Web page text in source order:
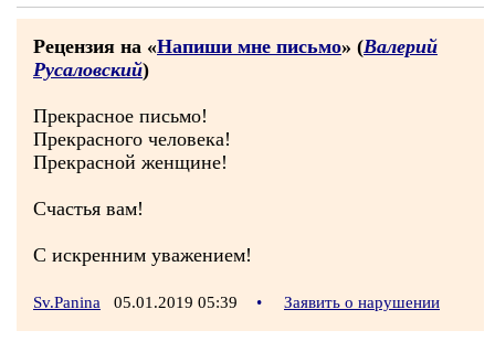
Рецензия на «Напиши мне письмо» (Валерий
Русаловский)
Прекрасное письмо!
Прекрасного человека!
Прекрасной женщине!
Счастья вам!
С искренним уважением!
Sv.Panina 05.01.2019 05:39 • Заявить о нарушении